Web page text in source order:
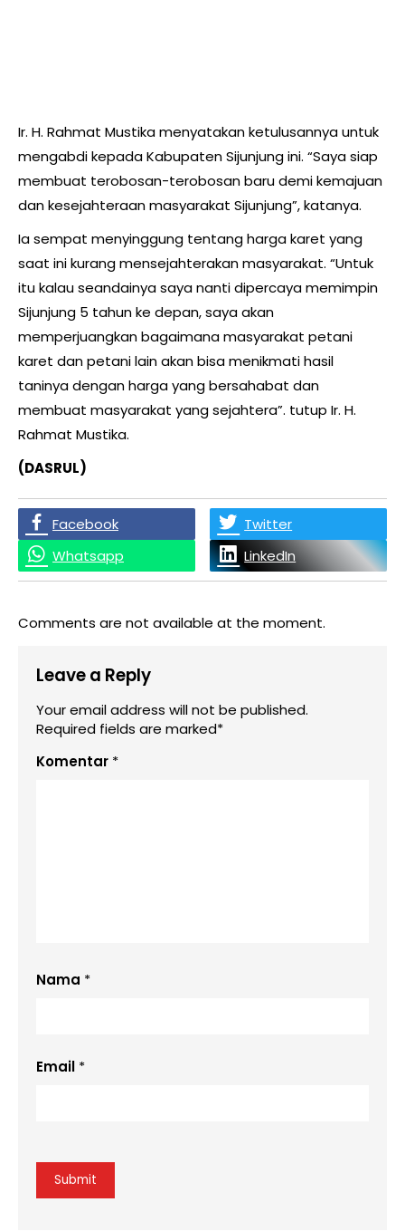
Ir. H. Rahmat Mustika menyatakan ketulusannya untuk
mengabdi kepada Kabupaten Sijunjung ini. “Saya siap
membuat terobosan-terobosan baru demi kemajuan
dan kesejahteraan masyarakat Sijunjung”, katanya.
Ia sempat menyinggung tentang harga karet yang
saat ini kurang mensejahterakan masyarakat. “Untuk
itu kalau seandainya saya nanti dipercaya memimpin
Sijunjung 5 tahun ke depan, saya akan
memperjuangkan bagaimana masyarakat petani
karet dan petani lain akan bisa menikmati hasil
taninya dengan harga yang bersahabat dan
membuat masyarakat yang sejahtera”. tutup Ir. H.
Rahmat Mustika.
(DASRUL)
Facebook
Twitter
Whatsapp
LinkedIn
Comments are not available at the moment.
Leave a Reply
Your email address will not be published.
Required fields are marked*
Komentar *
Nama *
Email *